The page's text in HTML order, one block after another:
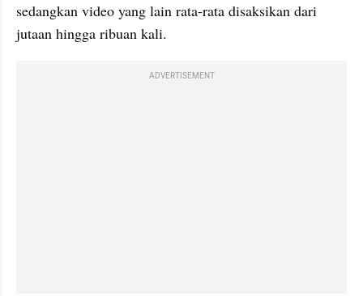
sedangkan video yang lain rata-rata disaksikan dari
jutaan hingga ribuan kali.
ADVERTISEMENT